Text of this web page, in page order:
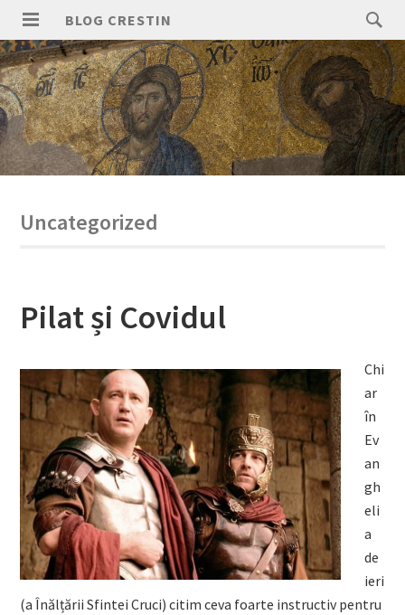
Skip
content
PRIMARY
MENU
BLOG CRESTIN
Search
for:
Uncategorized
Pilat și Covidul
Chi
ar
în
Ev
an
gh
eli
a
de
ieri
(a Înălțării Sfintei Cruci) citim ceva foarte instructiv pentru